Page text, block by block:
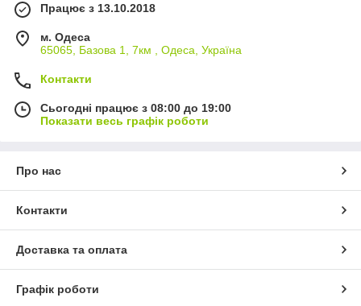
Працює з 13.10.2018
м. Одеса
65065, Базова 1, 7км , Одеса, Україна
Контакти
Сьогодні працює з 08:00 до 19:00
Показати весь графік роботи
Про нас
Контакти
Доставка та оплата
Графік роботи